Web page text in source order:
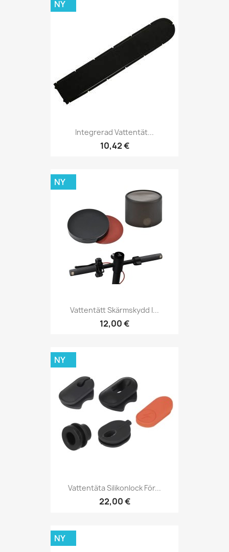
Integrerad Vattentät...
10,42 €
NY
Vattentätt Skärmskydd I...
12,00 €
NY
Vattentäta Silikonlock För...
22,00 €
NY
NY